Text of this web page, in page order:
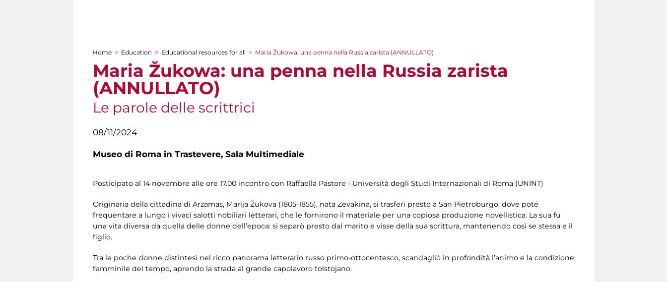
You are here
Home > Education > Educational resources for all > Maria Žukowa: una penna nella Russia zarista (ANNULLATO)
Maria Žukowa: una penna nella Russia zarista
(ANNULLATO)
Le parole delle scrittrici
08/11/2024
Museo di Roma in Trastevere, Sala Multimediale
Posticipato al 14 novembre alle ore 17.00 incontro con Raffaella Pastore - Università degli Studi Internazionali di Roma (UNINT)
Originaria della cittadina di Arzamas, Marija Žukova (1805-1855), nata Zevakina, si trasferì presto a San Pietroburgo, dove poté
frequentare a lungo i vivaci salotti nobiliari letterari, che le fornirono il materiale per una copiosa produzione novellistica. La sua fu
una vita diversa da quella delle donne dell’epoca: si separò presto dal marito e visse della sua scrittura, mantenendo così se stessa e il
figlio.
Tra le poche donne distintesi nel ricco panorama letterario russo primo-ottocentesco, scandagliò in profondità l’animo e la condizione
femminile del tempo, aprendo la strada al grande capolavoro tolstojano.